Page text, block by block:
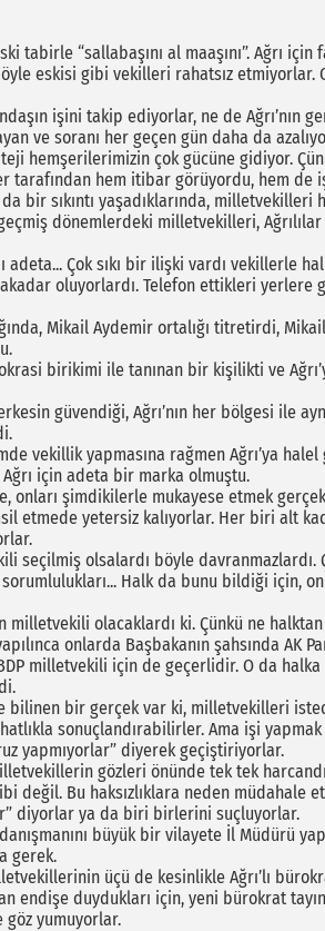
tabirle “sallabaşını al maaşını”. Ağrı için
öyle eskisi gibi vekilleri rahatsız
işini takip ediyorlar, ne de Ağrı’nın
ve soranı her geçen gün daha da
hemşerilerimizin çok gücüne gidiyor.
tarafından hem itibar görüyordu, hem de
bir sıkıntı yaşadıklarında,
dönemlerdeki milletvekilleri,
Çok sıkı bir ilişki vardı vekillerle
oluyorlardı. Telefon ettikleri yerlere
Mikail Aydemir ortalığı titretirdi,
birikimi ile tanınan bir kişilikti ve
güvendiği, Ağrı’nın her bölgesi ile
vekillik yapmasına rağmen Ağrı’ya
için adeta bir marka olmuştu.
şimdikilerle mukayese etmek
etmede yetersiz kalıyorlar. Her biri alt
seçilmiş olsalardı böyle davranmazlardı.
Halk da bunu bildiği için,
milletvekili olacaklardı ki. Çünkü ne
onlarda Başbakanın şahsında AK
milletvekili için de geçerlidir. O da
bilinen bir gerçek var ki, milletvekilleri
sonuçlandırabilirler. Ama işi
yapmıyorlar” diyerek geçiştiriyorlar.
gözleri önünde tek tek
değil. Bu haksızlıklara neden müdahale
diyorlar ya da biri birlerini suçluyorlar.
büyük bir vilayete İl Müdürü
gerek.
üçü de kesinlikle Ağrı’lı
endişe duydukları için, yeni bürokrat
yumuyorlar.